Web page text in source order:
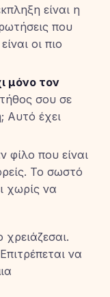
είναι η
που
οι πιο
μόνο τον
σου σε
Αυτό έχει
φίλο που είναι
Το σωστό
χωρίς να
να